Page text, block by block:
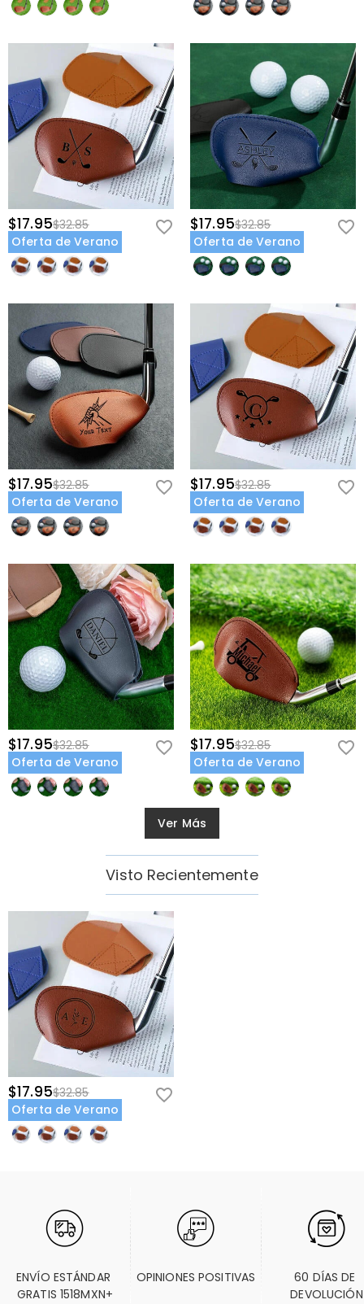
$17.95$32.85
Oferta de Verano
$17.95$32.85
Oferta de Verano
$17.95$32.85
Oferta de Verano
$17.95$32.85
Oferta de Verano
$17.95$32.85
Oferta de Verano
$17.95$32.85
Oferta de Verano
Ver Más
Visto Recientemente
$17.95$32.85
Oferta de Verano
ENVÍO ESTÁNDAR
GRATIS 1518MXN+
OPINIONES POSITIVAS
60 DÍAS DE
DEVOLUCIÓN